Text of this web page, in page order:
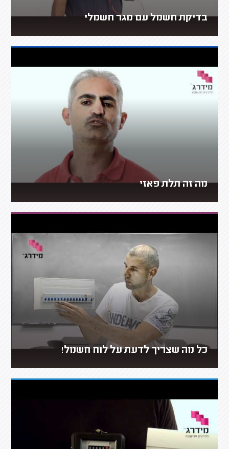
בדיקת חשמל עם מגר חשמלי
מה זה תלת פאזי
כל מה שצריך לדעת על לוח חשמל!